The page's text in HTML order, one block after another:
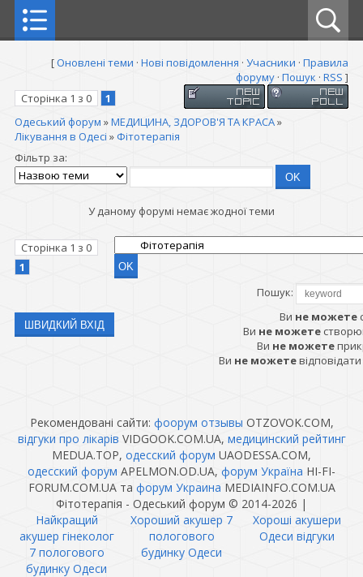
[Оновлені теми · Нові повідомлення · Учасники · Правила
форуму · Пошук · RSS ]
Сторінка 1 з 0
1
Одеський форум »МЕДИЦИНА, ЗДОРОВ'Я ТА КРАСА»
Лікування в Одесі » Фітотерапія
Фільтр за:
У даному форумі немає жодної теми
Сторінка 1 з 0
1
Пошук:
Ви не можете
Ви не можете
Ви не можете
Ви не можете
Рекомендовані сайти: фоорум отзывы OTZOVOK.COM,
відгуки про лікарів VIDGOOK.COM.UA, медицинский рейтинг
MEDUA.TOP, одесский форум UAODESSA.COM,
одесский форум APELMON.OD.UA, форум Україна HI-FI-
FORUM.COM.UA та форум Украина MEDIAINFO.COM.UA
Фітотерапія - Одеський форум © 2014-2026 |
Найкращий
акушер гінеколог
7 пологового
будинку Одеси
Хороший акушер 7
пологового
будинку Одеси
Хороші акушери
Одеси відгуки